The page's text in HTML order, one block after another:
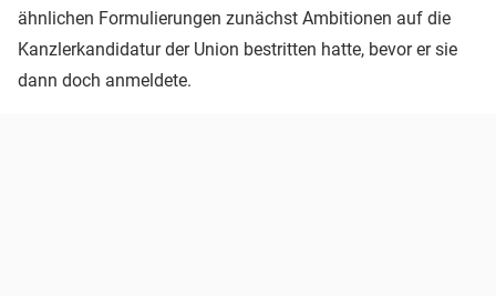
ähnlichen Formulierungen zunächst Ambitionen auf die
Kanzlerkandidatur der Union bestritten hatte, bevor er sie
dann doch anmeldete.